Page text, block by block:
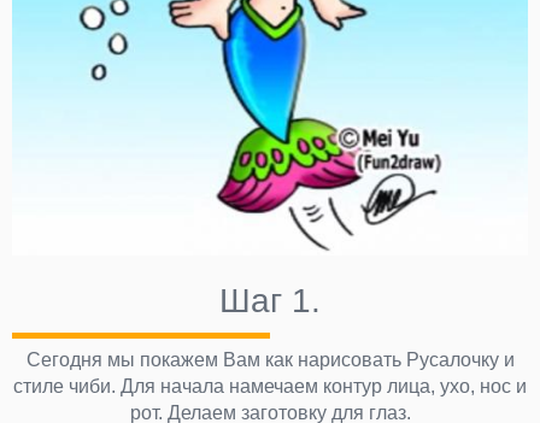
Шаг 1.
Сегодня мы покажем Вам как нарисовать Русалочку и
стиле чиби. Для начала намечаем контур лица, ухо, нос и
рот. Делаем заготовку для глаз.